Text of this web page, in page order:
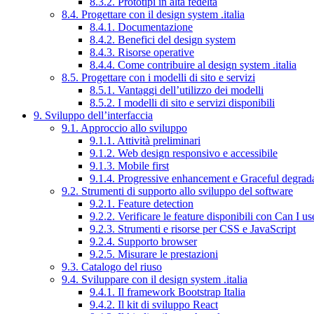
8.4. Progettare con il design system .italia
8.4.1. Documentazione
8.4.2. Benefici del design system
8.4.3. Risorse operative
8.4.4. Come contribuire al design system .italia
8.5. Progettare con i modelli di sito e servizi
8.5.1. Vantaggi dell’utilizzo dei modelli
8.5.2. I modelli di sito e servizi disponibili
9. Sviluppo dell’interfaccia
9.1. Approccio allo sviluppo
9.1.1. Attività preliminari
9.1.2. Web design responsivo e accessibile
9.1.3. Mobile first
9.1.4. Progressive enhancement e Graceful
9.2. Strumenti di supporto allo sviluppo del software
9.2.1. Feature detection
9.2.2. Verificare le feature disponibili con Can I
9.2.3. Strumenti e risorse per CSS e JavaScript
9.2.4. Supporto browser
9.2.5. Misurare le prestazioni
9.3. Catalogo del riuso
9.4. Sviluppare con il design system .italia
9.4.1. Il framework Bootstrap Italia
9.4.2. Il kit di sviluppo React